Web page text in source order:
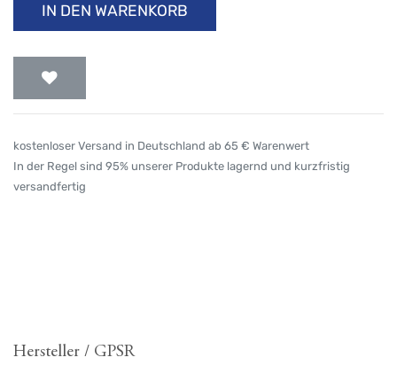
IN DEN WARENKORB
kostenloser Versand in Deutschland ab 65 € Warenwert
In der Regel sind 95% unserer Produkte lagernd und kurzfristig
versandfertig
Hersteller / GPSR